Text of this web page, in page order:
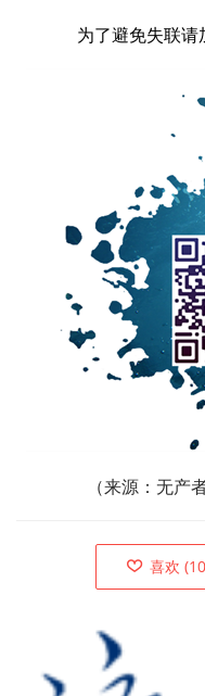
为了避免失联请
（来源：无产
喜欢 (10